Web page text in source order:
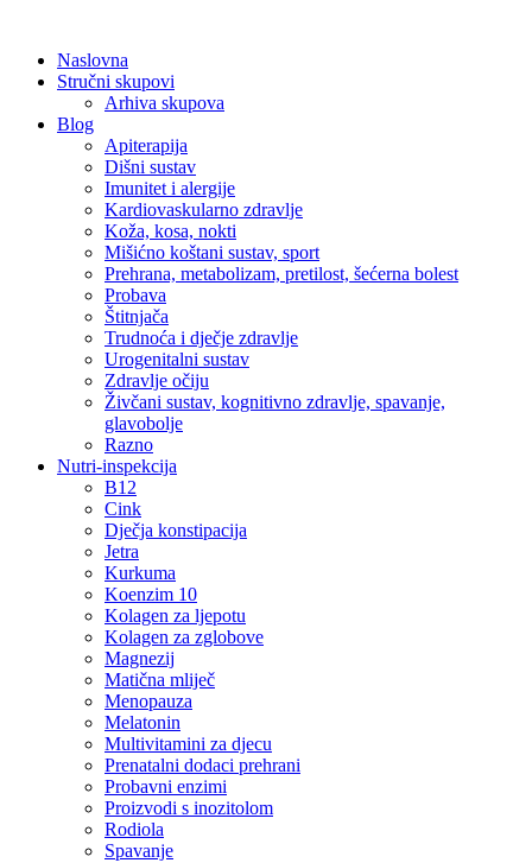
contentNaslovna
Stručni skupovi
Arhiva skupova
Blog
Apiterapija
Dišni sustav
Imunitet i alergije
Kardiovaskularno zdravlje
Koža, kosa, nokti
Mišićno koštani sustav, sport
Prehrana, metabolizam, pretilost, šećerna bolest
Probava
Štitnjača
Trudnoća i dječje zdravlje
Urogenitalni sustav
Zdravlje očiju
Živčani sustav, kognitivno zdravlje, spavanje,
glavobolje
Razno
Nutri-inspekcija
B12
Cink
Dječja konstipacija
Jetra
Kurkuma
Koenzim 10
Kolagen za ljepotu
Kolagen za zglobove
Magnezij
Matična mliječ
Menopauza
Melatonin
Multivitamini za djecu
Prenatalni dodaci prehrani
Probavni enzimi
Proizvodi s inozitolom
Rodiola
Spavanje